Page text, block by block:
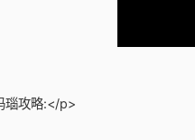
瑙攻略:</p>